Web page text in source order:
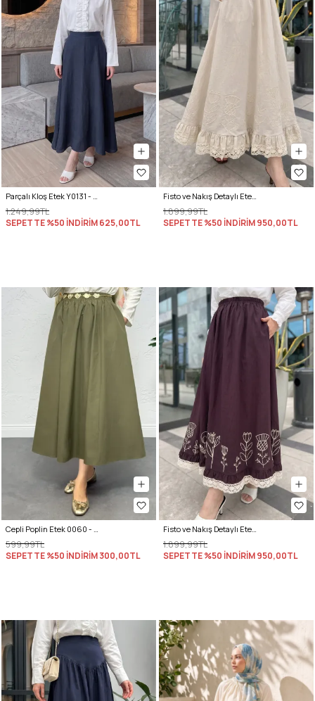
Parçalı Kloş Etek Y0131 - LACİVERT
1.249,99TL
SEPETTE %50 İNDİRİM625,00TL
Fisto ve Nakış Detaylı Etek 2329 - BEJ
1.899,99TL
SEPETTE %50 İNDİRİM950,00TL
Cepli Poplin Etek 0060 - HAKİ
599,99TL
SEPETTE %50 İNDİRİM300,00TL
Fisto ve Nakış Detaylı Etek 2329 - VİŞNE ÇÜRÜĞÜ
1.899,99TL
SEPETTE %50 İNDİRİM950,00TL